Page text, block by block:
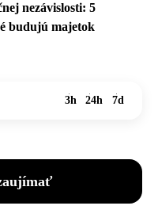
nezávislosti: 5
budujú majetok
3h 24h 7d